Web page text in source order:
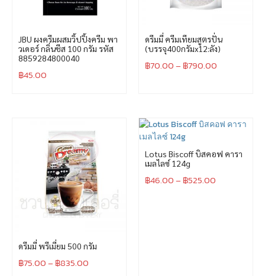
JBU ผงครีมผสมวิ้ปปิ้งครีม พา
วเดอร์ กลิ่นชีส 100 กรัม รหัส
8859284800040
฿45.00
ดรีมมี่ ครีมเทียมสูตรปั่น
(บรรจุ400กรัมx12:ลัง)
฿70.00– ฿790.00
ดรีมมี่ พรีเมี่ยม 500 กรัม
฿75.00– ฿835.00
Lotus Biscoff บิสคอฟ คารา
เมลไลซ์ 124g
฿46.00– ฿525.00